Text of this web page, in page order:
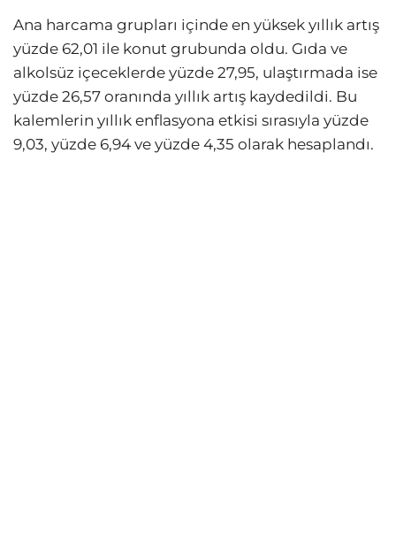
Ana harcama grupları içinde en yüksek yıllık artış
yüzde 62,01 ile konut grubunda oldu. Gıda ve
alkolsüz içeceklerde yüzde 27,95, ulaştırmada ise
yüzde 26,57 oranında yıllık artış kaydedildi. Bu
kalemlerin yıllık enflasyona etkisi sırasıyla yüzde
9,03, yüzde 6,94 ve yüzde 4,35 olarak hesaplandı.